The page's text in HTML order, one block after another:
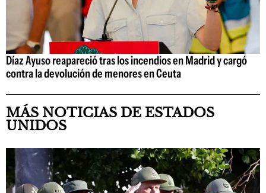
Díaz Ayuso reapareció tras los incendios en Madrid y cargó
contra la devolución de menores en Ceuta
MÁS NOTICIAS DE ESTADOS
UNIDOS